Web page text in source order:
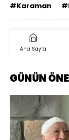
#Karaman
Ana Sayfa
GÜNÜN